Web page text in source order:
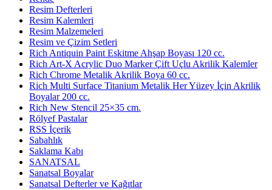
Resim Defterleri
Resim Kalemleri
Resim Malzemeleri
Resim ve Çizim Setleri
Rich Antiquin Paint Eskitme Ahşap Boyası 120 cc.
Rich Art-X Acrylic Duo Marker Çift Uçlu Akrilik Kalemler
Rich Chrome Metalik Akrilik Boya 60 cc.
Rich Multi Surface Titanium Metalik Her Yüzey İçin Akrilik
Boyalar 200 cc.
Rich New Stencil 25×35 cm.
Rölyef Pastalar
RSS İçerik
Sabahlık
Saklama Kabı
SANATSAL
Sanatsal Boyalar
Sanatsal Defterler ve Kağıtlar